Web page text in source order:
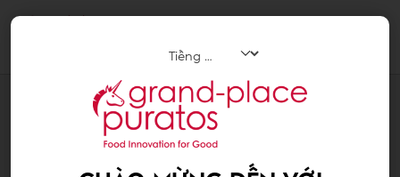
CAM KẾT CỦA CHÚNG TA VỀ TÍNH BỀN VỮNG
CỘNG ĐỒNG